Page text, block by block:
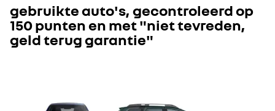
gebruikte auto's, gecontroleerd op
150 punten en met "niet tevreden,
geld terug garantie"